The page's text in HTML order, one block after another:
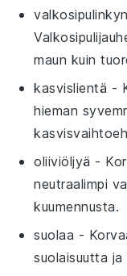
maun kuin
kasvislientä -
hieman
oliiviöljyä -
neutraalimpi
kuumennusta.
suolaa -
suolaisuutta ja